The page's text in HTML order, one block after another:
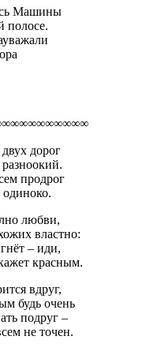
Машины
полосе.
дорог
продрог
любви,
властно:
– иди,
красным.
вдруг,
будь очень
подруг –
не точен.